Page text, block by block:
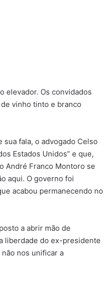
elevador. Os convidados
vinho tinto e branco
sua fala, o advogado Celso
Estados Unidos” e que,
André Franco Montoro se
aqui. O governo foi
acabou permanecendo no
a abrir mão de
liberdade do ex-presidente
não nos unificar a